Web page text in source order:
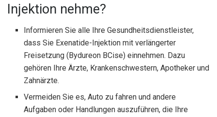
Injektion nehme?
Informieren Sie alle Ihre Gesundheitsdienstleister,
dass Sie Exenatide-Injektion mit verlängerter
Freisetzung (Bydureon BCise) einnehmen. Dazu
gehören Ihre Ärzte, Krankenschwestern, Apotheker und
Zahnärzte.
Vermeiden Sie es, Auto zu fahren und andere
Aufgaben oder Handlungen auszuführen, die Ihre